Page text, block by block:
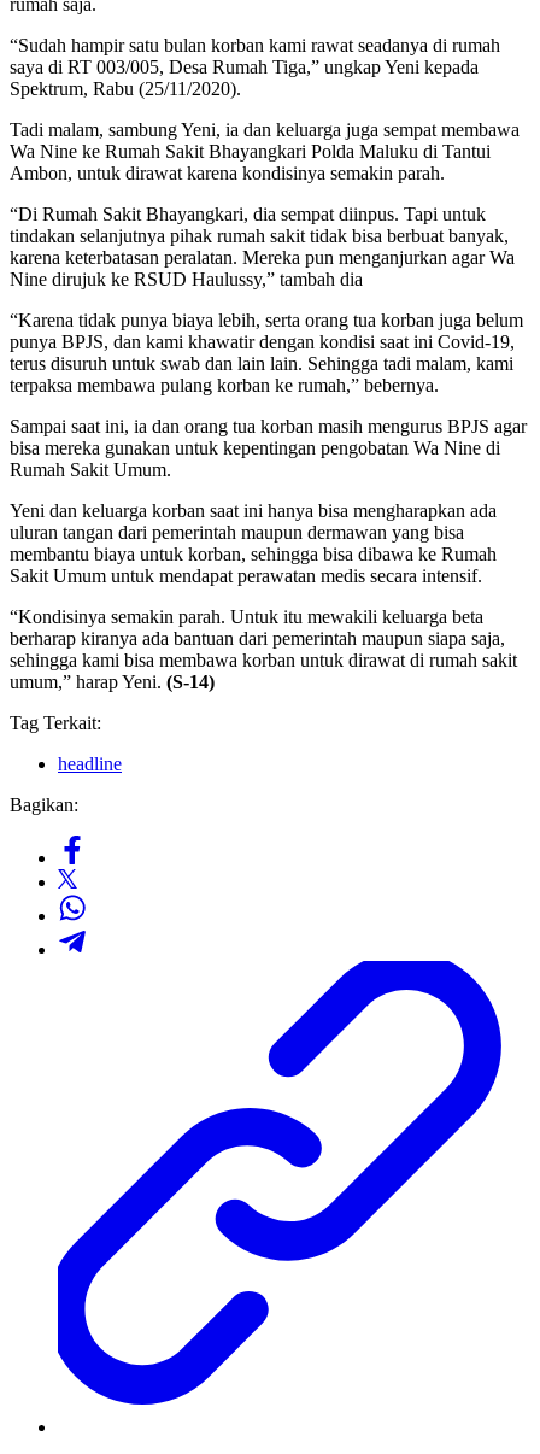
“Sudah hampir satu bulan korban kami rawat seadanya di rumah
saya di RT 003/005, Desa Rumah Tiga,” ungkap Yeni kepada
Spektrum, Rabu (25/11/2020).
Tadi malam, sambung Yeni, ia dan keluarga juga sempat membawa
Wa Nine ke Rumah Sakit Bhayangkari Polda Maluku di Tantui
Ambon, untuk dirawat karena kondisinya semakin parah.
“Di Rumah Sakit Bhayangkari, dia sempat diinpus. Tapi untuk
tindakan selanjutnya pihak rumah sakit tidak bisa berbuat banyak,
karena keterbatasan peralatan. Mereka pun menganjurkan agar Wa
Nine dirujuk ke RSUD Haulussy,” tambah dia
“Karena tidak punya biaya lebih, serta orang tua korban juga belum
punya BPJS, dan kami khawatir dengan kondisi saat ini Covid-19,
terus disuruh untuk swab dan lain lain. Sehingga tadi malam, kami
terpaksa membawa pulang korban ke rumah,” bebernya.
Sampai saat ini, ia dan orang tua korban masih mengurus BPJS agar
bisa mereka gunakan untuk kepentingan pengobatan Wa Nine di
Rumah Sakit Umum.
Yeni dan keluarga korban saat ini hanya bisa mengharapkan ada
uluran tangan dari pemerintah maupun dermawan yang bisa
membantu biaya untuk korban, sehingga bisa dibawa ke Rumah
Sakit Umum untuk mendapat perawatan medis secara intensif.
“Kondisinya semakin parah. Untuk itu mewakili keluarga beta
berharap kiranya ada bantuan dari pemerintah maupun siapa saja,
sehingga kami bisa membawa korban untuk dirawat di rumah sakit
umum,” harap Yeni. (S-14)
Tag Terkait:
headline
Bagikan: